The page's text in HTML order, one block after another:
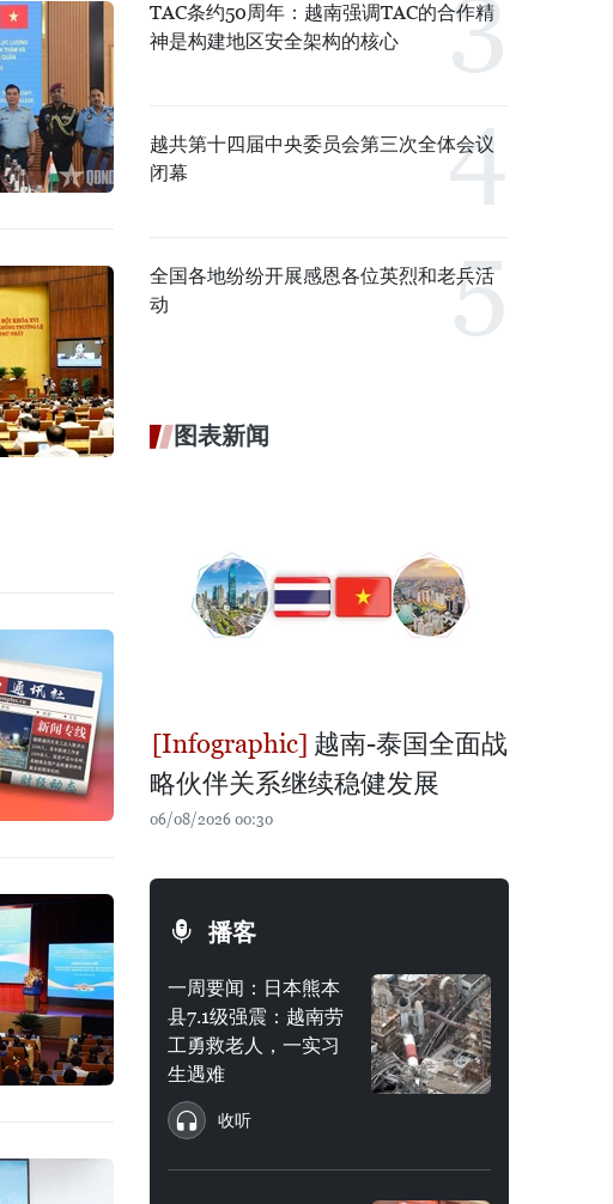
TAC条约50周年：越南强调TAC的合作精
神是构建地区安全架构的核心
越共第十四届中央委员会第三次全体会议
闭幕
全国各地纷纷开展感恩各位英烈和老兵活
动
图表新闻
越南-泰国全面战
略伙伴关系继续稳健发展
06/08/2026 00:30
播客
一周要闻：日本熊本
县7.1级强震：越南劳
工勇救老人，一实习
生遇难
收听